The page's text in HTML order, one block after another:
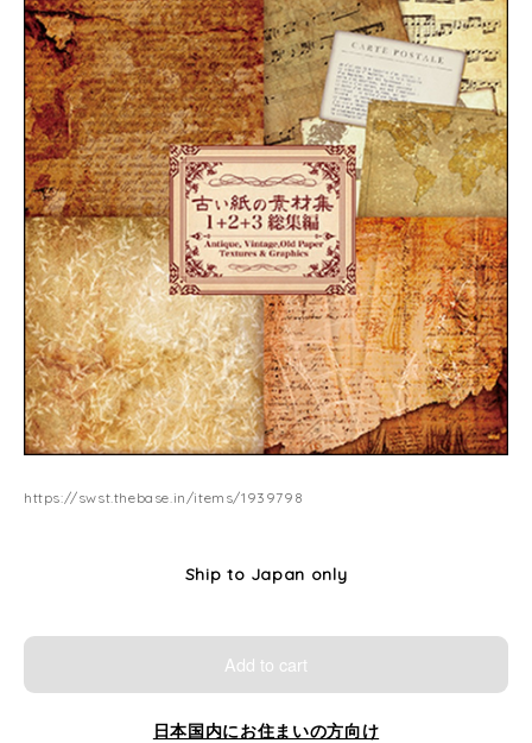
https://swst.thebase.in/items/1939798
Ship to Japan only
Add to cart
日本国内にお住まいの方向け